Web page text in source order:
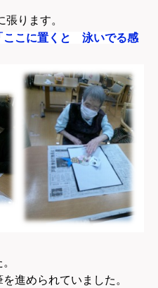
ります。
ここに置くと 泳いでる感
進められていました。